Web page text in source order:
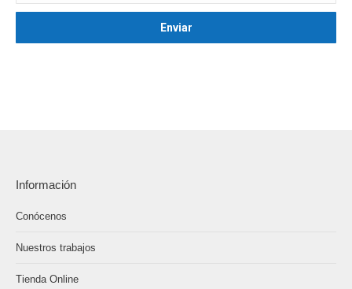
Información
Conócenos
Nuestros trabajos
Tienda Online